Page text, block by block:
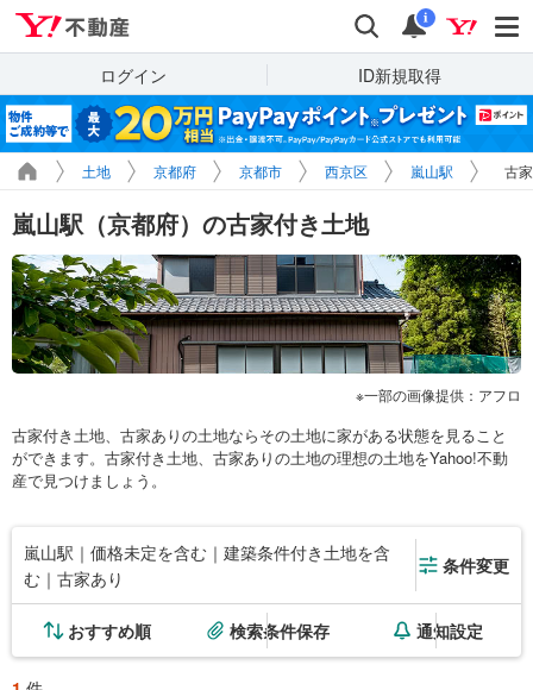
検索 通知
i
ログイン ID新規取得
土地 京都府 京都市 西京区 嵐山駅 古
嵐山駅（京都府）の古家付き土地
一部の画像提供：アフロ
古家付き土地、古家ありの土地ならその土地に家がある状態を見ること
ができます。古家付き土地、古家ありの土地の理想の土地をYahoo!不動
産で見つけましょう。
嵐山駅｜価格未定を含む｜建築条件付き土地を含
む｜古家あり
条件変更
おすすめ順 検索条件保存 通知設定